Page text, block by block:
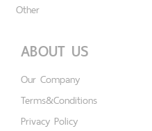
Other
ABOUT US
Our Company
Terms&Conditions
Privacy Policy